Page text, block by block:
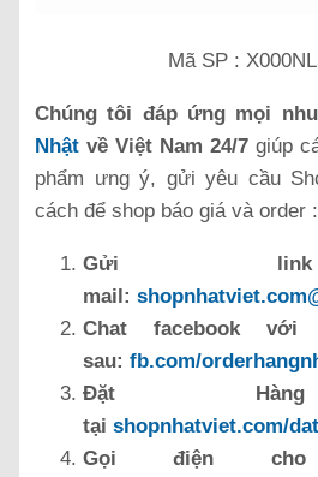
Mã SP :
Chúng tôi đáp ứng mọi
Nhật về Việt Nam 24/7 giúp
phẩm ưng ý, gửi yêu cầu
cách để shop báo giá và order :
Gửi
mail:
Chat facebook
sau: fb.com/
Đặt
tại shopnhatviet.com/
Gọi điện